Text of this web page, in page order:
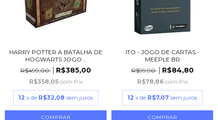
HARRY POTTER A BATALHA DE
HOGWARTS JOGO...
R$499,00
R$385,00
R$358,05 com Pix
12 x de R$32,08 sem juros
ITO - JOGO DE CARTAS -
MEEPLE BR
R$99,90
R$84,80
R$78,86 com Pix
12 x de R$7,07 sem juros